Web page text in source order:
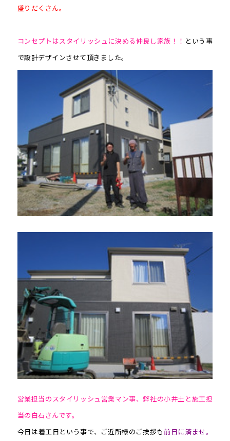
盛りだくさん。
コンセプトはスタイリッシュに決める仲良し家族！！ という事
で設計デザインさせて頂きました。
営業担当のスタイリッシュ営業マン事、弊社の小井土と施工担
当の白石さんです。
今日は着工日という事で、ご近所様のご挨拶も 前日に済ませ。